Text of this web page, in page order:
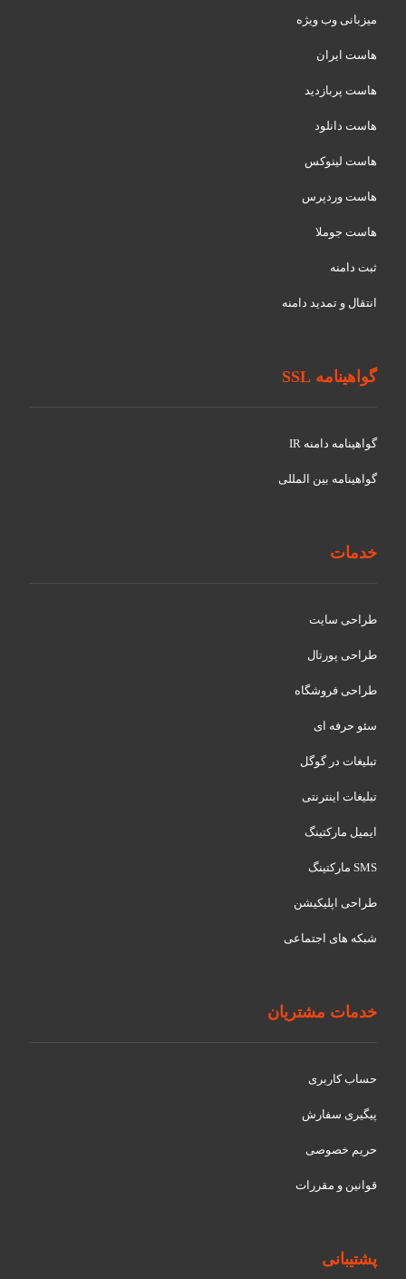
میزبانی وب ویژه
هاست ایران
هاست پربازدید
هاست دانلود
هاست لینوکس
هاست وردپرس
هاست جوملا
ثبت دامنه
انتقال و تمدید دامنه
گواهینامه SSL
گواهينامه دامنه IR
گواهينامه بین المللی
خدمات
طراحی سایت
طراحی پورتال
طراحی فروشگاه
سئو حرفه ای
تبلیغات در گوگل
تبلیغات اینترنتی
ایمیل مارکتینگ
SMS مارکتینگ
طراحی اپلیکیشن
شبکه های اجتماعی
خدمات مشتریان
حساب کاربری
پیگیری سفارش
حریم خصوصی
قوانین و مقررات
پشتیبانی